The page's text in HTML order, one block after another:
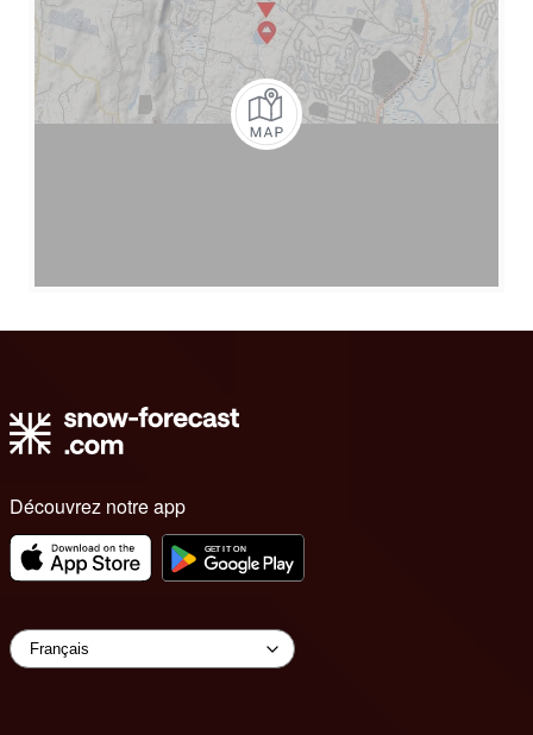
Découvrez notre app